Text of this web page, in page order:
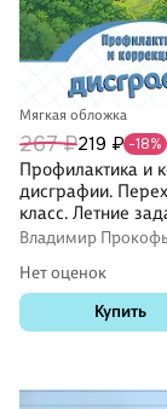
Мягкая обложка
267 ₽219 ₽ -18%
Профилактика и
дисграфии.
класс. Летние
Владимир
Нет оценок
Купить